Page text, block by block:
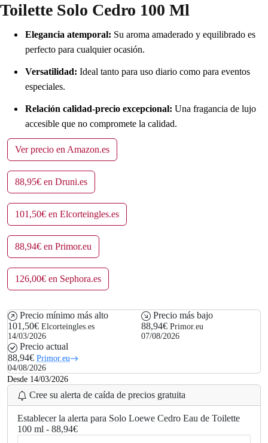
Toilette Solo Cedro 100 Ml
Elegancia atemporal: Su aroma amaderado y equilibrado es
perfecto para cualquier ocasión.
Versatilidad: Ideal tanto para uso diario como para eventos
especiales.
Relación calidad-precio excepcional: Una fragancia de lujo
accesible que no compromete la calidad.
Ver precio en Amazon.es
88,95€ en Druni.es
101,50€ en Elcorteingles.es
88,94€ en Primor.eu
126,00€ en Sephora.es
Precio mínimo más alto
101,50€ Elcorteingles.es
14/03/2026
Precio más bajo
88,94€ Primor.eu
07/08/2026
Precio actual
88,94€ Primor.eu
04/08/2026
Desde 14/03/2026
Cree su alerta de caída de precios gratuita
Establecer la alerta para Solo Loewe Cedro Eau de Toilette
100 ml - 88,94€